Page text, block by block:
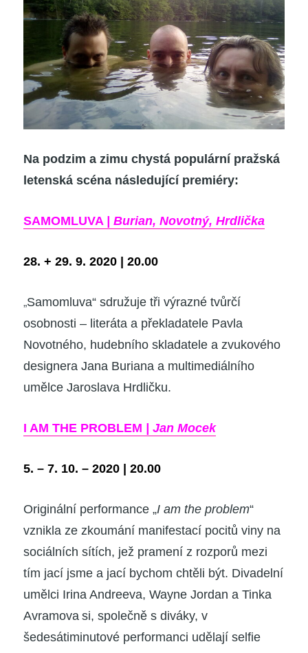
Na podzim a zimu chystá populární pražská
letenská scéna následující premiéry:
SAMOMLUVA | Burian, Novotný, Hrdlička
28. + 29. 9. 2020 | 20.00
„Samomluva“ sdružuje tři výrazné tvůrčí
osobnosti – literáta a překladatele Pavla
Novotného, hudebního skladatelea zvukového
designera Jana Buriana a multimediálního
umělce Jaroslava Hrdličku.
I AM THE PROBLEM | Jan Mocek
5. – 7. 10. – 2020 | 20.00
Originální performance „I am the problem“
vznikla ze zkoumání manifestací pocitů viny na
sociálních sítích, jež pramení z rozporů mezi
tím jací jsme a jací bychom chtěli být. Divadelní
umělci Irina Andreeva, Wayne Jordan aTinka
Avramova si, společně s diváky, v
šedesátiminutové performanci udělají selfie